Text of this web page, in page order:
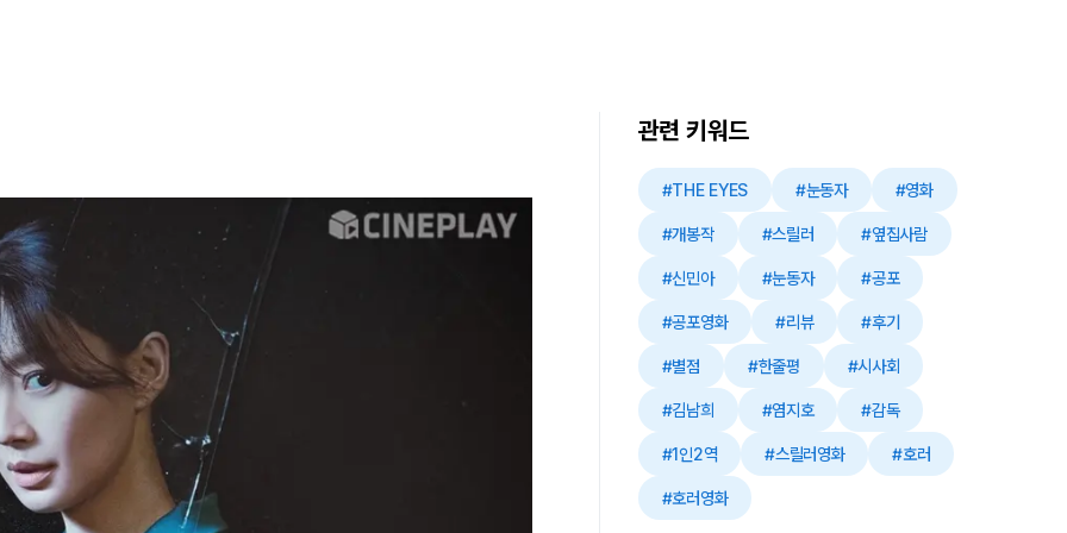
관련 키워드
#THE EYES #눈동자 #영화
#개봉작 #스릴러 #옆집사람
#신민아 #눈동자 #공포
#공포영화 #리뷰 #후기
#별점 #한줄평 #시사회
#김남희 #염지호 #감독
#1인2역 #스릴러영화 #호러
#호러영화